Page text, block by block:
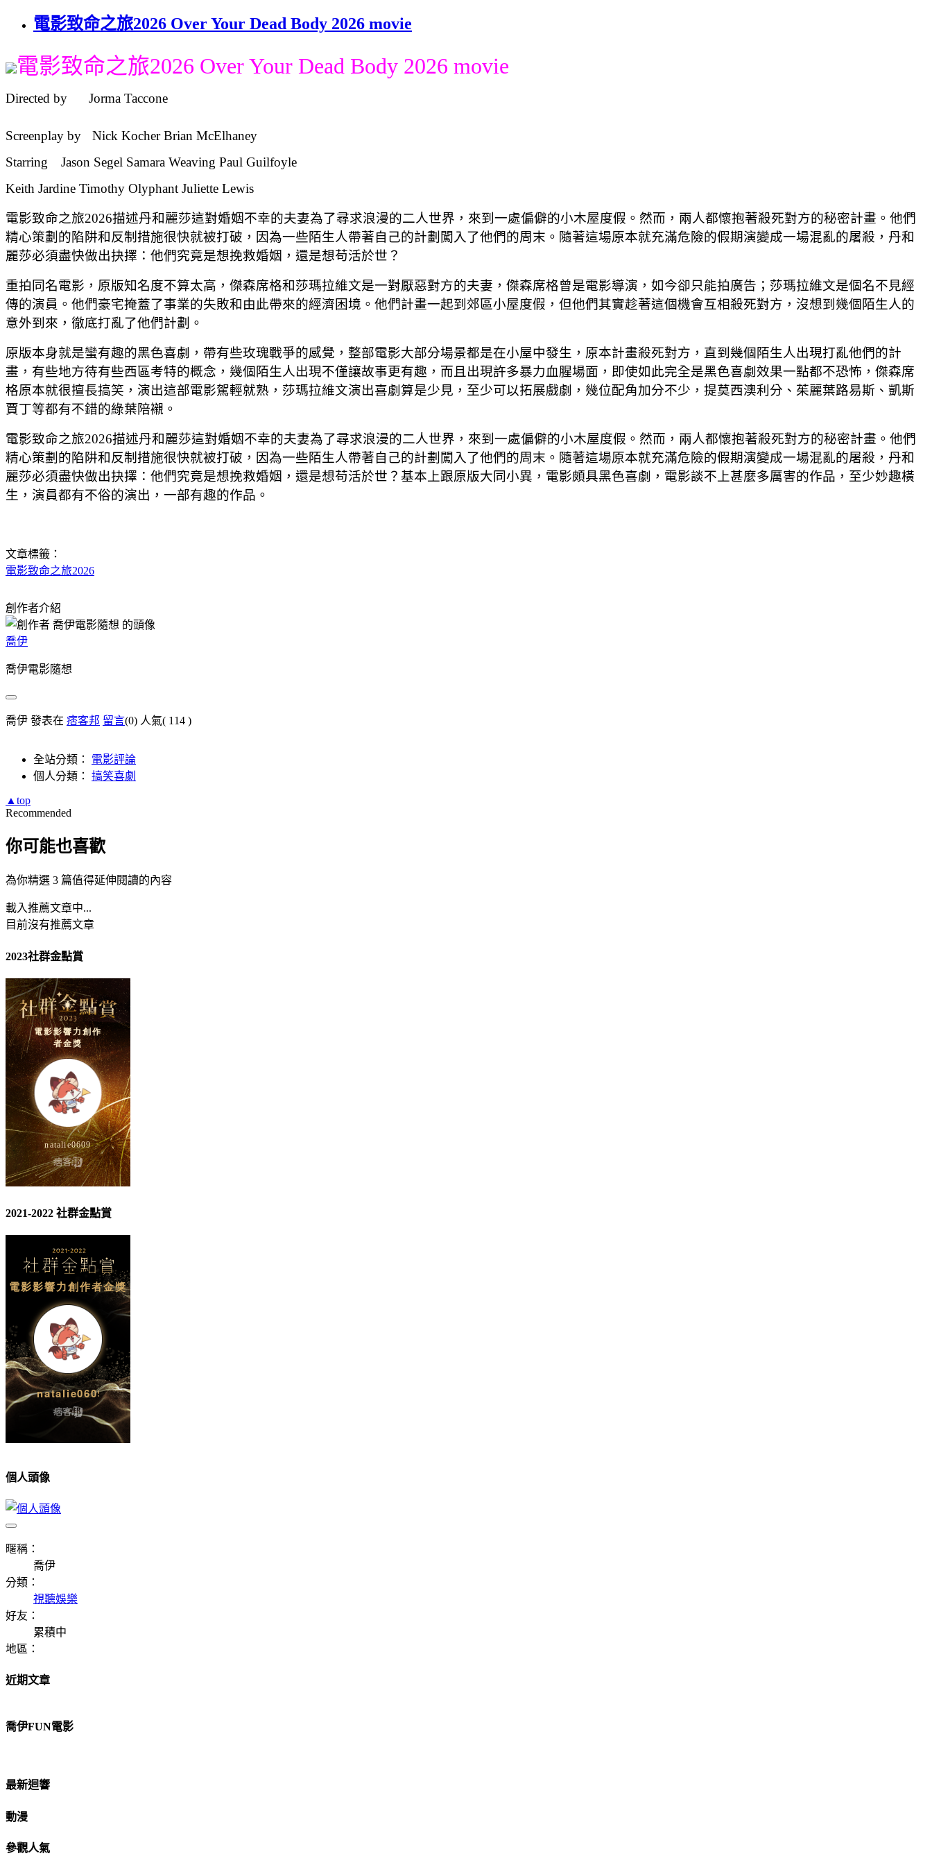
電影致命之旅2026 Over Your Dead Body 2026 movie
電影致命之旅2026 Over Your Dead Body 2026 movie
Directed by Jorma Taccone
Screenplay by
Nick Kocher Brian McElhaney
Starring
Jason Segel Samara Weaving Paul Guilfoyle
Keith Jardine Timothy Olyphant Juliette Lewis
電影致命之旅2026描述丹和麗莎這對婚姻不幸的夫妻為了尋求浪漫的二人世界，來到一處偏僻的小木屋度假。然而，兩人都懷抱著殺死對方的秘密計畫。他們
精心策劃的陷阱和反制措施很快就被打破，因為一些陌生人帶著自己的計劃闖入了他們的周末。隨著這場原本就充滿危險的假期演變成一場混亂的屠殺，丹和
麗莎必須盡快做出抉擇：他們究竟是想挽救婚姻，還是想苟活於世？
重拍同名電影，原版知名度不算太高，傑森席格和莎瑪拉維文是一對厭惡對方的夫妻，傑森席格曾是電影導演，如今卻只能拍廣告；莎瑪拉維文是個名不見經
傳的演員。他們豪宅掩蓋了事業的失敗和由此帶來的經濟困境。他們計畫一起到郊區小屋度假，但他們其實趁著這個機會互相殺死對方，沒想到幾個陌生人的
意外到來，徹底打亂了他們計劃。
原版本身就是蠻有趣的黑色喜劇，帶有些玫瑰戰爭的感覺，整部電影大部分場景都是在小屋中發生，原本計畫殺死對方，直到幾個陌生人出現打亂他們的計
畫，有些地方待有些西區考特的概念，幾個陌生人出現不僅讓故事更有趣，而且出現許多暴力血腥場面，即使如此完全是黑色喜劇效果一點都不恐怖，傑森席
格原本就很擅長搞笑，演出這部電影駕輕就熟，莎瑪拉維文演出喜劇算是少見，至少可以拓展戲劇，幾位配角加分不少，提莫西澳利分、茱麗葉路易斯、凱斯
賈丁等都有不錯的綠葉陪襯。
電影致命之旅2026描述丹和麗莎這對婚姻不幸的夫妻為了尋求浪漫的二人世界，來到一處偏僻的小木屋度假。然而，兩人都懷抱著殺死對方的秘密計畫。他們
精心策劃的陷阱和反制措施很快就被打破，因為一些陌生人帶著自己的計劃闖入了他們的周末。隨著這場原本就充滿危險的假期演變成一場混亂的屠殺，丹和
麗莎必須盡快做出抉擇：他們究竟是想挽救婚姻，還是想苟活於世？基本上跟原版大同小異，電影頗具黑色喜劇，電影談不上甚麼多厲害的作品，至少妙趣橫
生，演員都有不俗的演出，一部有趣的作品。
文章標籤：
電影致命之旅2026
創作者介紹
喬伊
喬伊電影隨想
喬伊 發表在 痞客邦 留言(0) 人氣( 114 )
全站分類： 電影評論
個人分類： 搞笑喜劇
▲top
Recommended
你可能也喜歡
為你精選 3 篇值得延伸閱讀的內容
載入推薦文章中...
目前沒有推薦文章
2023社群金點賞
2021-2022 社群金點賞
個人頭像
暱稱：
喬伊
分類：
視聽娛樂
好友：
累積中
地區：
近期文章
喬伊FUN電影
最新迴響
動漫
參觀人氣